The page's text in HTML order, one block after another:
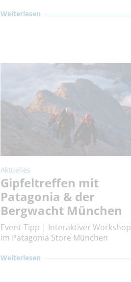
Weiterlesen
Aktuelles
Gipfeltreffen mit
Patagonia & der
Bergwacht München
Event-Tipp | Interaktiver Workshop
im Patagonia Store München
Weiterlesen